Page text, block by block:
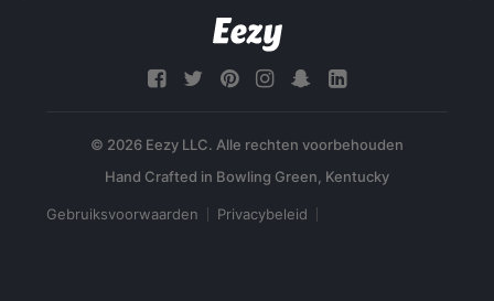
© 2026 Eezy LLC. Alle rechten voorbehouden
Gebruiksvoorwaarden Privacybeleid